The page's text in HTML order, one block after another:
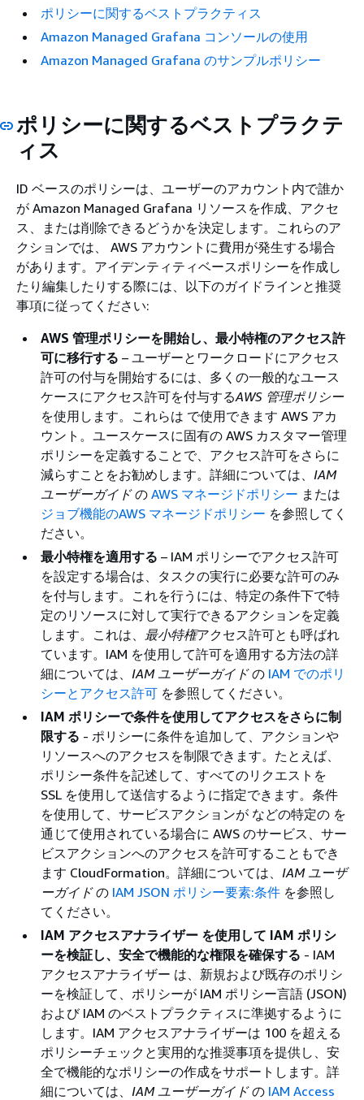
ポリシーに関するベストプラクティス
Amazon Managed Grafana コンソールの使用
Amazon Managed Grafana のサンプルポリシー
ポリシーに関するベストプラクテ
ィス
ID ベースのポリシーは、ユーザーのアカウント内で誰か
が Amazon Managed Grafana リソースを作成、アクセ
ス、または削除できるどうかを決定します。これらのア
クションでは、 AWS アカウントに費用が発生する場合
があります。アイデンティティベースポリシーを作成し
たり編集したりする際には、以下のガイドラインと推奨
事項に従ってください:
AWS 管理ポリシーを開始し、最小特権のアクセス許
可に移行する – ユーザーとワークロードにアクセス
許可の付与を開始するには、多くの一般的なユース
ケースにアクセス許可を付与するAWS 管理ポリシー
を使用します。これらは で使用できます AWS アカ
ウント。ユースケースに固有の AWS カスタマー管理
ポリシーを定義することで、アクセス許可をさらに
減らすことをお勧めします。詳細については、 IAM
ユーザーガイドの AWS マネージドポリシー または
ジョブ機能のAWS マネージドポリシー を参照してく
ださい。
最小特権を適用する – IAM ポリシーでアクセス許可
を設定する場合は、タスクの実行に必要な許可のみ
を付与します。これを行うには、特定の条件下で特
定のリソースに対して実行できるアクションを定義
します。これは、 最小特権アクセス許可とも呼ばれ
ています。IAM を使用して許可を適用する方法の詳
細については、 IAM ユーザーガイドの IAM でのポリ
シーとアクセス許可 を参照してください。
IAM ポリシーで条件を使用してアクセスをさらに制
限する - ポリシーに条件を追加して、アクションや
リソースへのアクセスを制限できます。たとえば、
ポリシー条件を記述して、すべてのリクエストを
SSL を使用して送信するように指定できます。条件
を使用して、サービスアクションが などの特定の を
通じて使用されている場合に AWS のサービス、サー
ビスアクションへのアクセスを許可することもでき
ます CloudFormation。詳細については、 IAM ユーザ
ーガイドの IAM JSON ポリシー要素:条件 を参照し
てください。
IAM アクセスアナライザー を使用して IAM ポリシ
ーを検証し、安全で機能的な権限を確保する - IAM
アクセスアナライザー は、新規および既存のポリシ
ーを検証して、ポリシーが IAM ポリシー言語 (JSON)
および IAM のベストプラクティスに準拠するように
します。IAM アクセスアナライザーは 100 を超える
ポリシーチェックと実用的な推奨事項を提供し、安
全で機能的なポリシーの作成をサポートします。詳
細については、 IAM ユーザーガイドの IAM Access